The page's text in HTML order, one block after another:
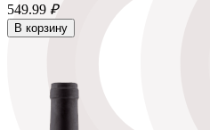
549.99 ₽
В корзину